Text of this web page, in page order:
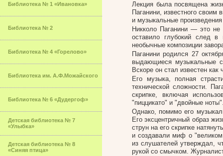
Библиотека № 1 «Ивановка»
Библиотека № 2
Библиотека № 4 «Горелово»
Библиотека им. А.Ф.Можайского
Библиотека № 6 «Дудергоф»
Детская библиотека № 7
«Улыбка»
Детская библиотека № 8
«Синяя птица»
Лекция была посвящена
Паганини, известного
и музыкальные
Никколо Паганини — это не
оставило глубокий след в
необычные композиции
Паганини родился 27
выдающиеся музыкальные
Вскоре он стал известен
Его музыка, полная
технической сложности.
скрипке, включая
"пиццикато" и "двойные
Однако, помимо его
Его эксцентричный образ
струн на его скрипке
и создавали миф о
из слушателей утверждал,
рукой со смычком.